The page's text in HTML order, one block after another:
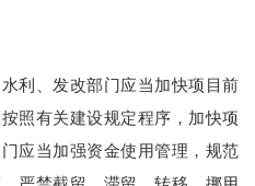
利 、发改部门应当加快项目前
照有关建设规定程序， 加快项
应当加强资金使用管理，规范